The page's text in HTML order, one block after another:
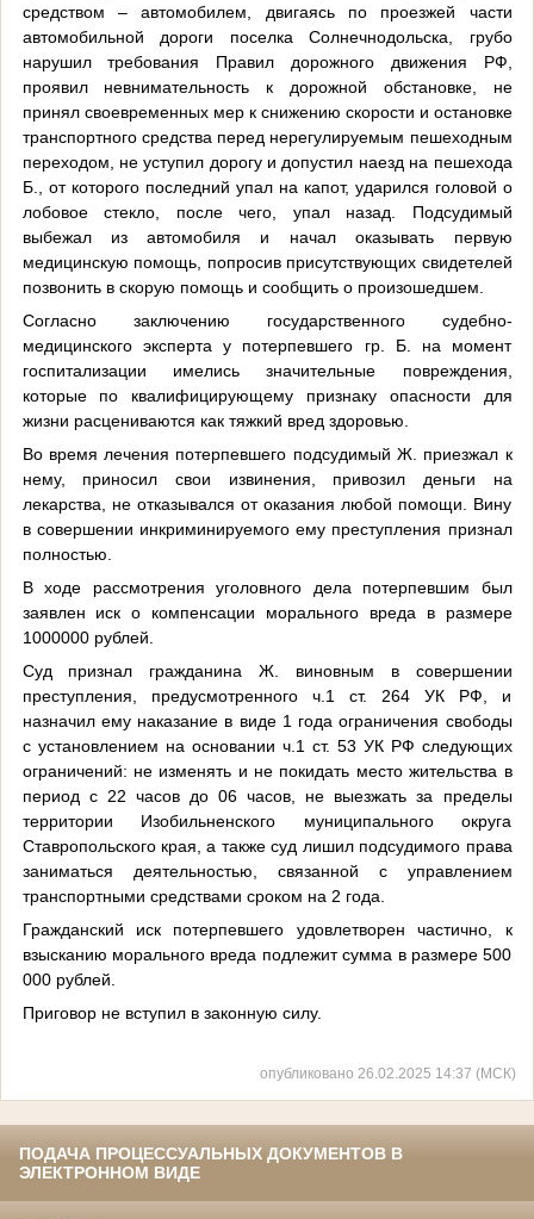
средством – автомобилем, двигаясь по проезжей части
автомобильной дороги поселка Солнечнодольска, грубо
нарушил требования Правил дорожного движения РФ,
проявил невнимательность к дорожной обстановке, не
принял своевременных мер к снижению скорости и остановке
транспортного средства перед нерегулируемым пешеходным
переходом, не уступил дорогу и допустил наезд на пешехода
Б., от которого последний упал на капот, ударился головой о
лобовое стекло, после чего, упал назад. Подсудимый
выбежал из автомобиля и начал оказывать первую
медицинскую помощь, попросив присутствующих свидетелей
позвонить в скорую помощь и сообщить о произошедшем.
Согласно заключению государственного судебно-
медицинского эксперта у потерпевшего гр. Б. на момент
госпитализации имелись значительные повреждения,
которые по квалифицирующему признаку опасности для
жизни расцениваются как тяжкий вред здоровью.
Во время лечения потерпевшего подсудимый Ж. приезжал к
нему, приносил свои извинения, привозил деньги на
лекарства, не отказывался от оказания любой помощи. Вину
в совершении инкриминируемого ему преступления признал
полностью.
В ходе рассмотрения уголовного дела потерпевшим был
заявлен иск о компенсации морального вреда в размере
1000000 рублей.
Суд признал гражданина Ж. виновным в совершении
преступления, предусмотренного ч.1 ст. 264 УК РФ, и
назначил ему наказание в виде 1 года ограничения свободы
с установлением на основании ч.1 ст. 53 УК РФ следующих
ограничений: не изменять и не покидать место жительства в
период с 22 часов до 06 часов, не выезжать за пределы
территории Изобильненского муниципального округа
Ставропольского края, а также суд лишил подсудимого права
заниматься деятельностью, связанной с управлением
транспортными средствами сроком на 2 года.
Гражданский иск потерпевшего удовлетворен частично, к
взысканию морального вреда подлежит сумма в размере 500
000 рублей.
Приговор не вступил в законную силу.
опубликовано 26.02.2025 14:37 (МСК)
ПОДАЧА ПРОЦЕССУАЛЬНЫХ ДОКУМЕНТОВ В
ЭЛЕКТРОННОМ ВИДЕ